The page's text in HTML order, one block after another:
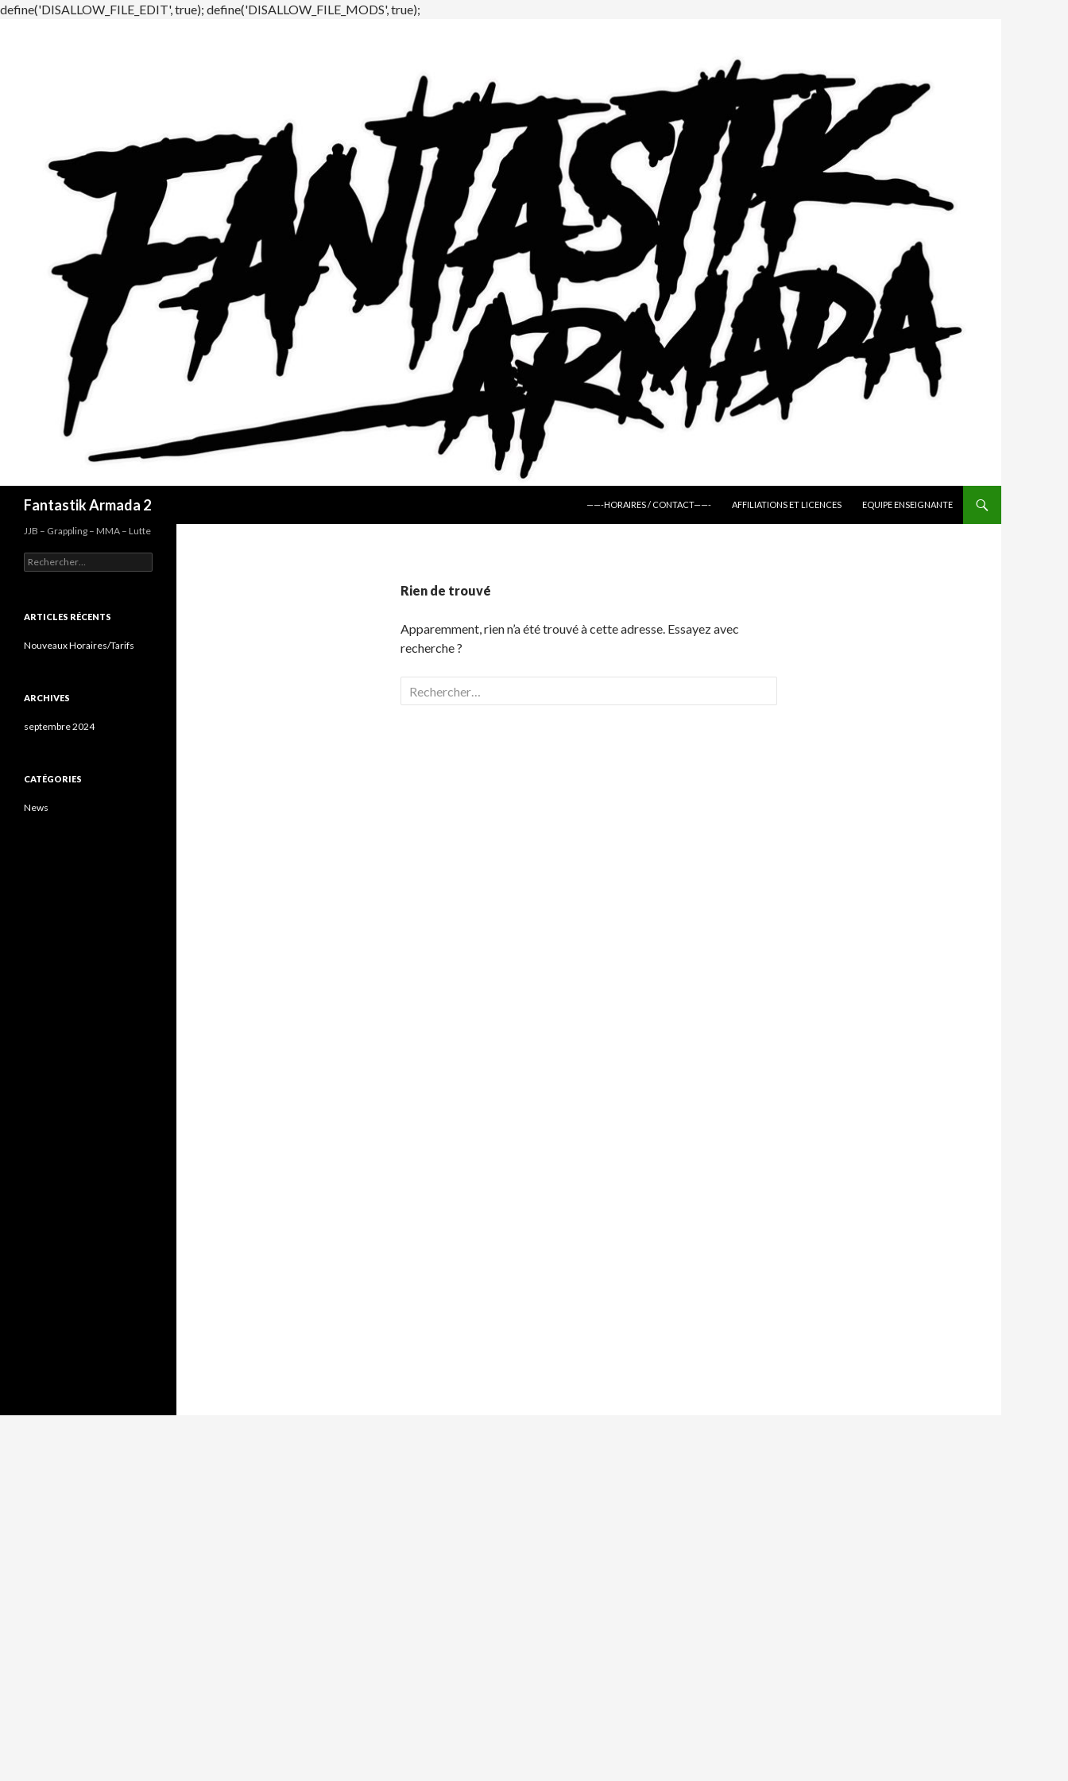
define('DISALLOW_FILE_EDIT', true); define('DISALLOW_FILE_MODS', true);
Fantastik Armada 2
——-HORAIRES / CONTACT——-
AFFILIATIONS ET LICENCES EQUIPE ENSEIGNANTE
Rien de trouvé
Apparemment, rien n’a été trouvé à cette adresse. Essayez avec
recherche ?
Rechercher :
JJB – Grappling – MMA – Lutte
Rechercher :
ARTICLES RÉCENTS
Nouveaux Horaires/Tarifs
ARCHIVES
septembre 2024
CATÉGORIES
News